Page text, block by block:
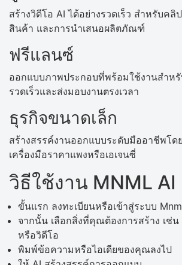
สร้างวิดีโอ AI ได้อย่างรวดเร็ว สำหรับค
สินค้า และการนำเสนอผลิตภัณฑ์
ฟรีแลนซ์
ออกแบบภาพประกอบที่พร้อมใช้งานสำหรั
รวดเร็วและส่งมอบงานตรงเวลา
ธุรกิจขนาดเล็ก
สร้างสรรค์งานออกแบบระดับมืออาชีพโดย
เครื่องมือราคาแพงหรือเอเจนซี่
วิธีใช้งาน MNML AI
ขั้นแรก ลงทะเบียนหรือเข้าสู่ระบบ
จากนั้น เลือกสิ่งที่คุณต้องการสร้าง เช่
หรือวิดีโอ
พิมพ์ข้อความหรือไอเดียของคุณลงไป